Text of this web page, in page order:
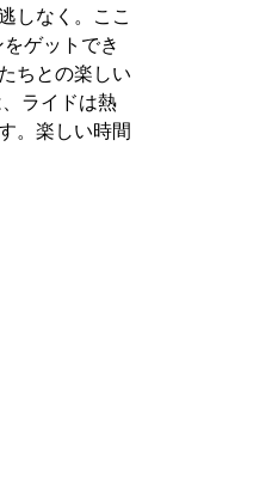
しなく。ここ
ゲットでき
ちとの楽しい
ライドは熱
。楽しい時間